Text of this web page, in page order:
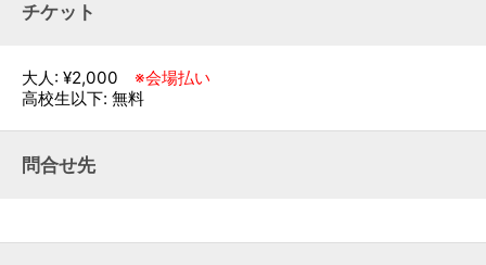
チケット
大人: ¥2,000 ※会場払い
高校生以下: 無料
問合せ先